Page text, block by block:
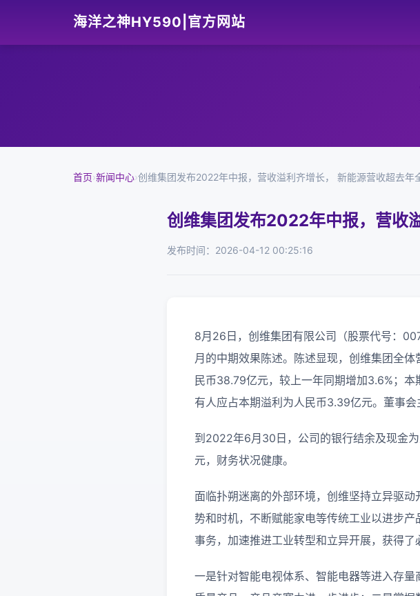
海洋之神HY590|官方网站
首页›新闻中心›创维集团发布2022年中报，营收溢利齐增长， 新能源营收超去年
创维集团发布2022年中报，营收
发布时间：2026-04-12 00:25:16
8月26日，创维集团有限公司（股票代号：
月的中期效果陈述。陈述显现，创维集团全
民币38.79亿元，较上一年同期增加3.6%；
有人应占本期溢利为人民币3.39亿元。董事
到2022年6月30日，公司的银行结余及现金
元，财务状况健康。
面临扑朔迷离的外部环境，创维坚持立异驱
势和时机，不断赋能家电等传统工业以进步
事务，加速推进工业转型和立异开展，获得了
一是针对智能电视体系、智能电器等进入存